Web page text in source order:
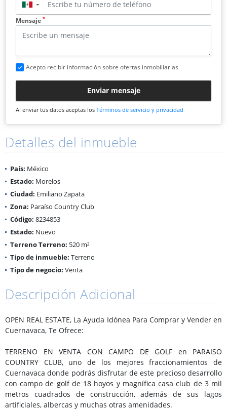
▼
Mensaje *
Acepto recibir información sobre ofertas inmobiliarias
Enviar mensaje
Al enviar tus datos aceptas los Términos de servicio y privacidad
Detalles del inmueble
País: México
Estado: Morelos
Ciudad: Emiliano Zapata
Zona: Paraíso Country Club
Código: 8234853
Estado: Nuevo
Terreno Terreno: 520 m²
Tipo de inmueble: Terreno
Tipo de negocio: Venta
Descripción Adicional
OPEN REAL ESTATE, La Ayuda Idónea Para Comprar y Vender en
Cuernavaca, Te Ofrece:
TERRENO EN VENTA CON CAMPO DE GOLF en PARAISO
COUNTRY CLUB, uno de los mejores fraccionamientos de
Cuernavaca donde podrás disfrutar de este precioso desarrollo
con campo de golf de 18 hoyos y magnífica casa club de 3 mil
metros cuadrados de construcción, además de sus lagos
artificiales, albercas y muchas otras amenidades.